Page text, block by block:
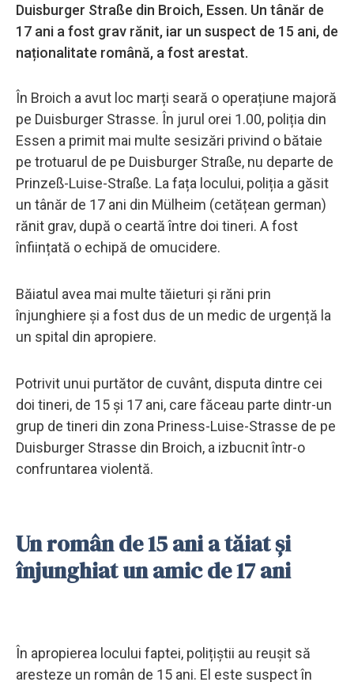
Duisburger Straße din Broich, Essen. Un tânăr de
17 ani a fost grav rănit, iar un suspect de 15 ani, de
naționalitate română, a fost arestat.
În Broich a avut loc marți seară o operațiune majoră
pe Duisburger Strasse. În jurul orei 1.00, poliția din
Essen a primit mai multe sesizări privind o bătaie
pe trotuarul de pe Duisburger Straße, nu departe de
Prinzeß-Luise-Straße. La fața locului, poliția a găsit
un tânăr de 17 ani din Mülheim (cetățean german)
rănit grav, după o ceartă între doi tineri. A fost
înființată o echipă de omucidere.
Băiatul avea mai multe tăieturi și răni prin
înjunghiere și a fost dus de un medic de urgență la
un spital din apropiere.
Potrivit unui purtător de cuvânt, disputa dintre cei
doi tineri, de 15 și 17 ani, care făceau parte dintr-un
grup de tineri din zona Priness-Luise-Strasse de pe
Duisburger Strasse din Broich, a izbucnit într-o
confruntarea violentă.
Un român de 15 ani a tăiat și
înjunghiat un amic de 17 ani
În apropierea locului faptei, polițiștii au reușit să
aresteze un român de 15 ani. El este suspect în